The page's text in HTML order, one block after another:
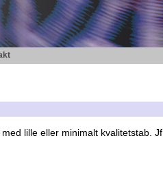
lille eller minimalt kvalitetstab. Jf.